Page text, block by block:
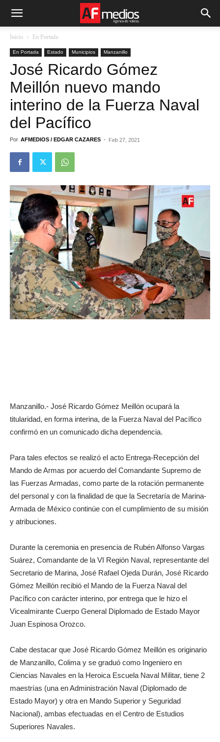
Inicio En Portada
En Portada Estado Municipios Manzanillo
José Ricardo Gómez
Meillón nuevo mando
interino de la Fuerza Naval
del Pacífico
Por AFMEDIOS / EDGAR CAZARES - Feb 27, 2021
Manzanillo.- José Ricardo Gómez Meillón ocupará la
titularidad, en forma interina, de la Fuerza Naval del Pacífico
confirmó en un comunicado dicha dependencia.
Para tales efectos se realizó el acto Entrega-Recepción del
Mando de Armas por acuerdo del Comandante Supremo de
las Fuerzas Armadas, como parte de la rotación permanente
del personal y con la finalidad de que la Secretaría de Marina-
Armada de México continúe con el cumplimiento de su misión
y atribuciones.
Durante la ceremonia en presencia de Rubén Alfonso Vargas
Suárez, Comandante de la VI Región Naval, representante del
Secretario de Marina, José Rafael Ojeda Durán, José Ricardo
Gómez Meillón recibió el Mando de la Fuerza Naval del
Pacífico con carácter interino, por entrega que le hizo el
Vicealmirante Cuerpo General Diplomado de Estado Mayor
Juan Espinosa Orozco.
Cabe destacar que José Ricardo Gómez Meillón es originario
de Manzanillo, Colima y se graduó como Ingeniero en
Ciencias Navales en la Heroica Escuela Naval Militar, tiene 2
maestrías (una en Administración Naval (Diplomado de
Estado Mayor) y otra en Mando Superior y Seguridad
Nacional), ambas efectuadas en el Centro de Estudios
Superiores Navales.